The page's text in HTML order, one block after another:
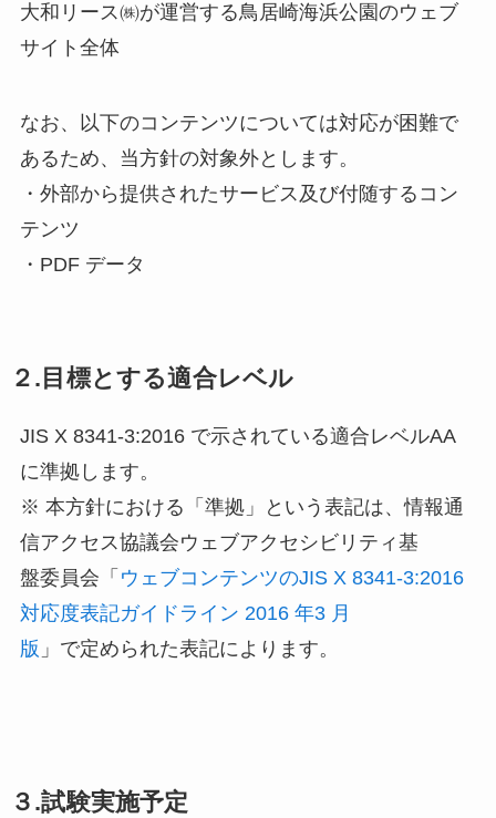
大和リース㈱が運営する鳥居崎海浜公園のウェブ
サイト全体
なお、以下のコンテンツについては対応が困難で
あるため、当方針の対象外とします。
・外部から提供されたサービス及び付随するコン
テンツ
・PDF データ
２.目標とする適合レベル
JIS X 8341-3:2016 で示されている適合レベルAA
に準拠します。
※ 本方針における「準拠」という表記は、情報通
信アクセス協議会ウェブアクセシビリティ基
盤委員会「 ウェブコンテンツのJIS X 8341-3:2016
対応度表記ガイドライン 2016 年3 月
版 」で定められた表記によります。
３.試験実施予定